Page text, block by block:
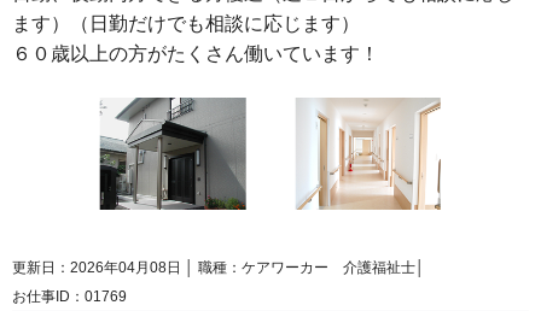
ます）（日勤だけでも相談に応じます）
６０歳以上の方がたくさん働いています！
更新日：2026年04月08日 │
職種：ケアワーカー 介護福祉士│
お仕事ID：01769